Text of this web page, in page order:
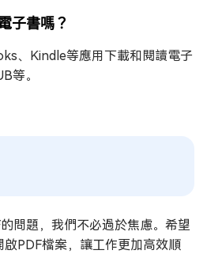
子書嗎？
、Kindle等應用下載和閱讀電子
等。
問題，我們不必過於焦慮。希望
PDF檔案，讓工作更加高效順